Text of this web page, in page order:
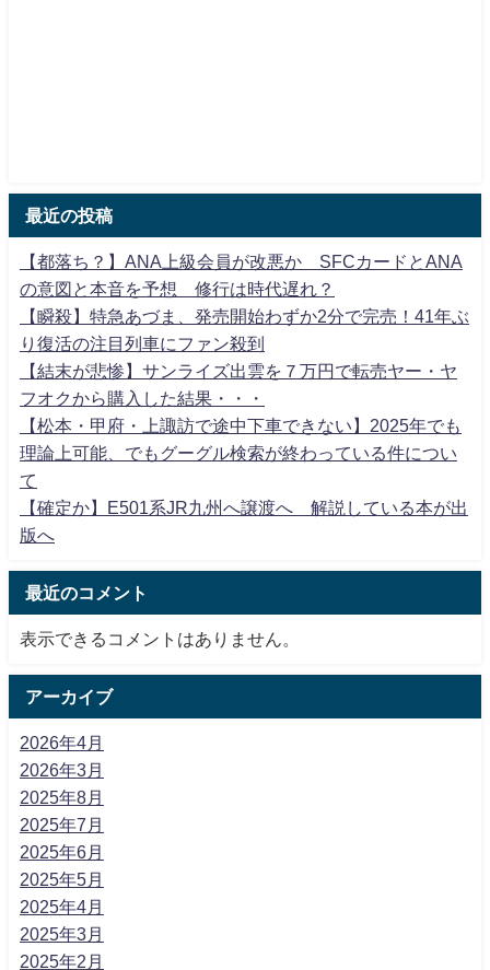
最近の投稿
【都落ち？】ANA上級会員が改悪か SFCカードとANA
の意図と本音を予想 修行は時代遅れ？
【瞬殺】特急あづま、発売開始わずか2分で完売！41年ぶ
り復活の注目列車にファン殺到
【結末が悲惨】サンライズ出雲を７万円で転売ヤー・ヤ
フオクから購入した結果・・・
【松本・甲府・上諏訪で途中下車できない】2025年でも
理論上可能、でもグーグル検索が終わっている件につい
て
【確定か】E501系JR九州へ譲渡へ 解説している本が出
版へ
最近のコメント
表示できるコメントはありません。
アーカイブ
2026年4月
2026年3月
2025年8月
2025年7月
2025年6月
2025年5月
2025年4月
2025年3月
2025年2月